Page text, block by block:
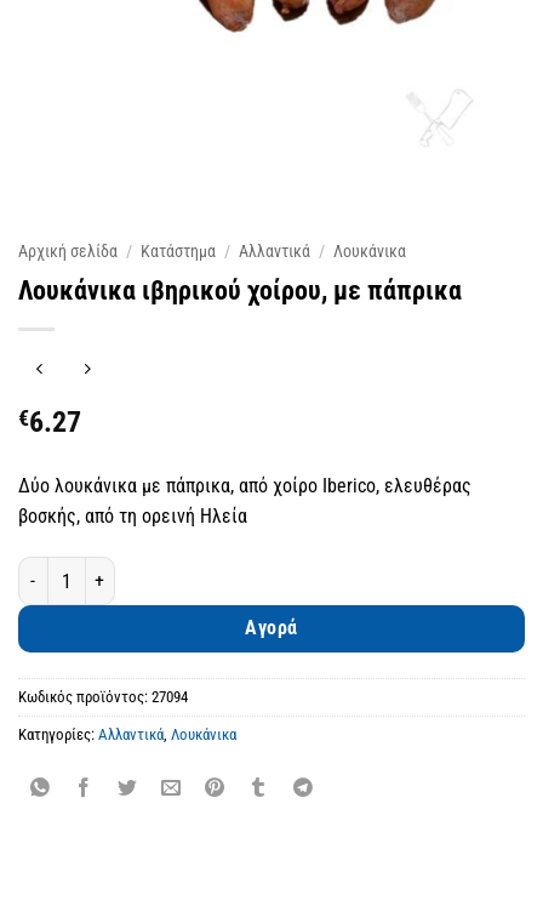
Αρχική σελίδα / Κατάστημα / Αλλαντικά / Λουκάνικα
Λουκάνικα ιβηρικού χοίρου, με πάπρικα
€6.27
Δύο λουκάνικα με πάπρικα, από χοίρο Iberico, ελευθέρας
βοσκής, από τη ορεινή Ηλεία
Λουκάνικα ιβηρικού χοίρου, με πάπρικα ποσότητα
Αγορά
Κωδικός προϊόντος: 27094
Κατηγορίες: Αλλαντικά, Λουκάνικα